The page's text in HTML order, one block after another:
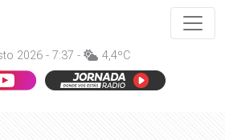
2026 - 7:37 - 4,4ºC